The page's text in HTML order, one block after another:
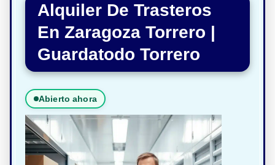
Alquiler De Trasteros
En Zaragoza Torrero |
Guardatodo Torrero
Abierto ahora